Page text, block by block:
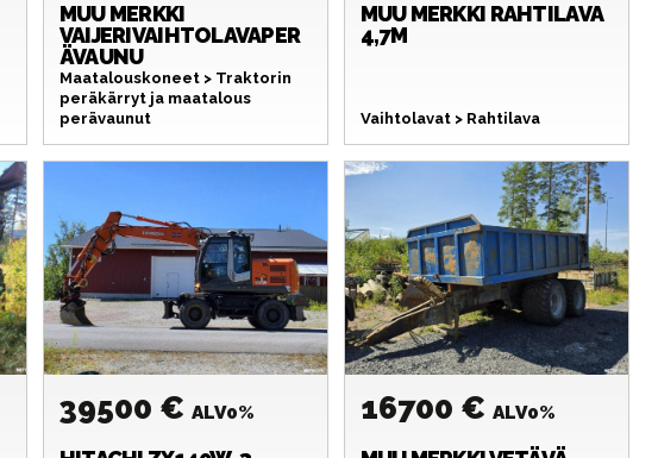
MUU MERKKI
VAIJERIVAIHTOLAVAPER
ÄVAUNU
Maatalouskoneet > Traktorin
peräkärryt ja maatalous
perävaunut
MUU MERKKI RAHTILAVA
4,7M
Vaihtolavat > Rahtilava
39500 € ALV0% 16700 € ALV0%